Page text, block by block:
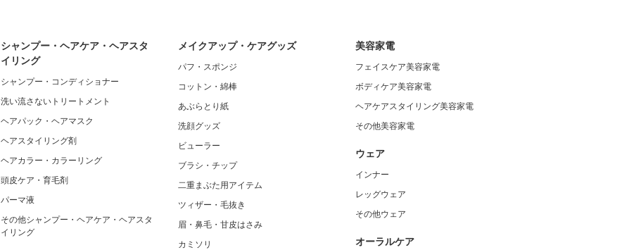
シャンプー・ヘアケア・ヘアスタ
イリング
シャンプー・コンディショナー
洗い流さないトリートメント
ヘアパック・ヘアマスク
ヘアスタイリング剤
ヘアカラー・カラーリング
頭皮ケア・育毛剤
パーマ液
その他シャンプー・ヘアケア・ヘアスタ
イリング
メイクアップ・ケアグッズ
パフ・スポンジ
コットン・綿棒
あぶらとり紙
洗顔グッズ
ビューラー
ブラシ・チップ
二重まぶた用アイテム
ツィザー・毛抜き
眉・鼻毛・甘皮はさみ
カミソリ
美容家電
フェイスケア美容家電
ボディケア美容家電
ヘアケアスタイリング美容家電
その他美容家電
ウェア
インナー
レッグウェア
その他ウェア
オーラルケア